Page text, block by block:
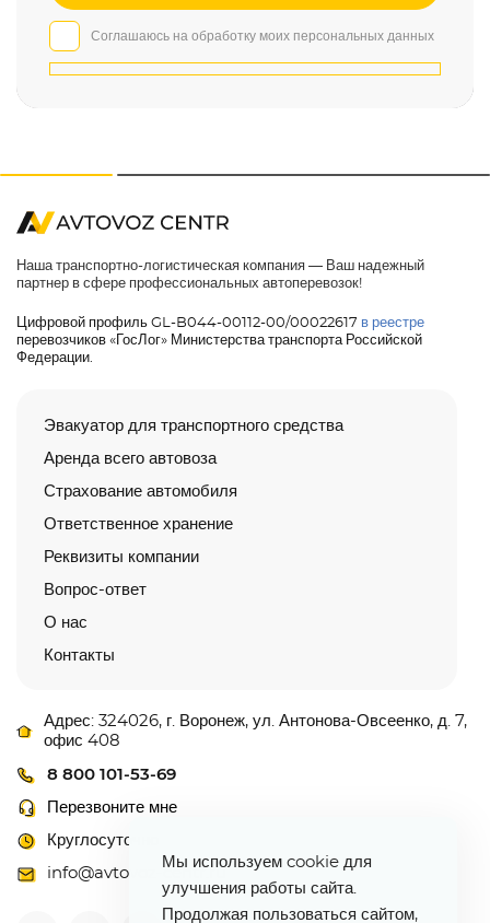
Соглашаюсь на обработку моих персональных данных
Наша транспортно-логистическая компания — Ваш надежный
партнер в сфере профессиональных автоперевозок!
Цифровой профиль GL-B044-00112-00/00022617 в реестре
перевозчиков «ГосЛог» Министерства транспорта Российской
Федерации.
Эвакуатор для транспортного средства
Аренда всего автовоза
Страхование автомобиля
Ответственное хранение
Реквизиты компании
Вопрос-ответ
О нас
Контакты
Адрес: 324026, г. Воронеж, ул. Антонова-Овсеенко, д. 7,
офис 408
8 800 101-53-69
Перезвоните мне
Круглосуточно
info@avtovoz-centr.ru
Мы используем cookie для
улучшения работы сайта.
Продолжая пользоваться сайтом,